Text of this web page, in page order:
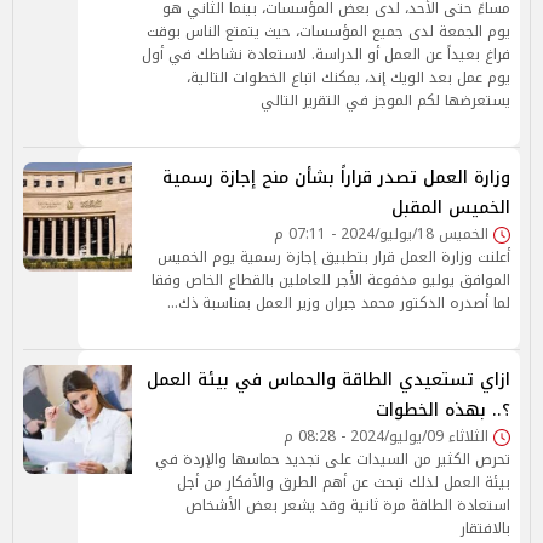
مساءً حتى الأحد، لدى بعض المؤسسات، بينما الثاني هو
يوم الجمعة لدى جميع المؤسسات، حيث يتمتع الناس بوقت
فراغ بعيداً عن العمل أو الدراسة. لاستعادة نشاطك في أول
يوم عمل بعد الويك إند، يمكنك اتباع الخطوات التالية،
يستعرضها لكم الموجز في التقرير التالي
وزارة العمل تصدر قراراً بشأن منح إجازة رسمية
الخميس المقبل
الخميس 18/يوليو/2024 - 07:11 م
أعلنت وزارة العمل قرار بتطبيق إجازة رسمية يوم الخميس
الموافق يوليو مدفوعة الأجر للعاملين بالقطاع الخاص وفقا
لما أصدره الدكتور محمد جبران وزير العمل بمناسبة ذك…
ازاي تستعيدي الطاقة والحماس في بيئة العمل
؟.. بهذه الخطوات
الثلاثاء 09/يوليو/2024 - 08:28 م
تحرص الكثير من السيدات على تجديد حماسها والإردة في
بيئة العمل لذلك تبحث عن أهم الطرق والأفكار من أجل
استعادة الطاقة مرة ثانية وقد يشعر بعض الأشخاص
بالافتقار